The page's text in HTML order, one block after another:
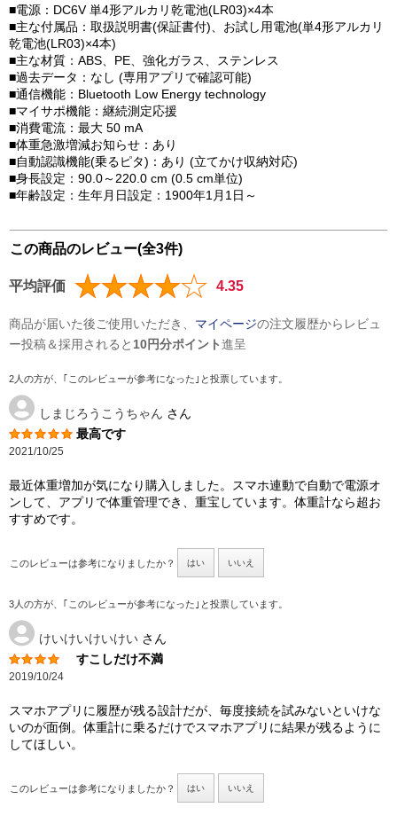
■電源：DC6V 単4形アルカリ乾電池(LR03)×4本
■主な付属品：取扱説明書(保証書付)、お試し用電池(単4形アルカリ
乾電池(LR03)×4本)
■主な材質：ABS、PE、強化ガラス、ステンレス
■過去データ：なし (専用アプリで確認可能)
■通信機能：Bluetooth Low Energy technology
■マイサポ機能：継続測定応援
■消費電流：最大 50 mA
■体重急激増減お知らせ：あり
■自動認識機能(乗るピタ)：あり (立てかけ収納対応)
■身長設定：90.0～220.0 cm (0.5 cm単位)
■年齢設定：生年月日設定：1900年1月1日～
この商品のレビュー(全3件)
平均評価 4.35
商品が届いた後ご使用いただき、 マイページの注文履歴からレビュ
ー投稿＆採用されると 10円分ポイント進呈
2人の方が、｢このレビューが参考になった｣と投票しています。
しまじろうこうちゃん さん
最高です
2021/10/25
最近体重増加が気になり購入しました。スマホ連動で自動で電源オ
ンして、アプリで体重管理でき、重宝しています。体重計なら超お
すすめです。
このレビューは参考になりましたか？ はい いいえ
3人の方が、｢このレビューが参考になった｣と投票しています。
けいけいけいけい さん
すこしだけ不満
2019/10/24
スマホアプリに履歴が残る設計だが、毎度接続を試みないといけな
いのが面倒。体重計に乗るだけでスマホアプリに結果が残るように
してほしい。
このレビューは参考になりましたか？ はい いいえ